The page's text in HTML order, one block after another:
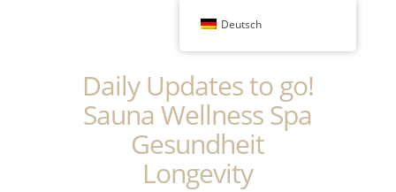
Daily Updates to go!
Sauna Wellness Spa
Gesundheit
Longevity
Deutsch